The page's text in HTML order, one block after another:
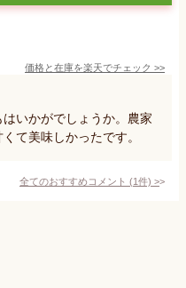
価格と在庫を楽天でチェック >>
いかがでしょうか。農家
て美味しかったです。
全てのおすすめコメント (1件) >